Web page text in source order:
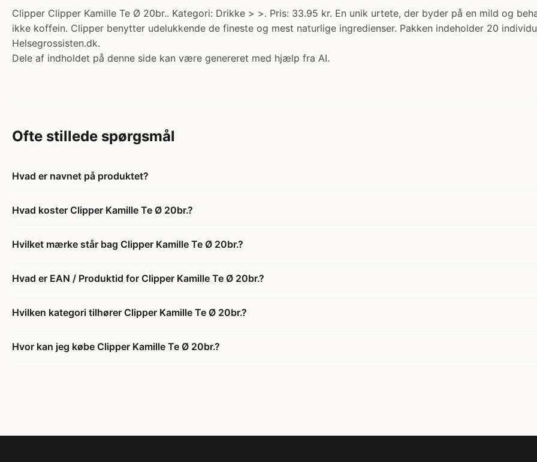
Clipper Clipper Kamille Te Ø 20br.. Kategori: Drikke > >. Pris: 33.95 kr. En unik urtete, der byder på en mild og
ikke koffein. Clipper benytter udelukkende de fineste og mest naturlige ingredienser. Pakken indeholder 20
Helsegrossisten.dk.
Dele af indholdet på denne side kan være genereret med hjælp fra AI.
Ofte stillede spørgsmål
Hvad er navnet på produktet?
Hvad koster Clipper Kamille Te Ø 20br.?
Hvilket mærke står bag Clipper Kamille Te Ø 20br.?
Hvad er EAN / Produktid for Clipper Kamille Te Ø 20br.?
Hvilken kategori tilhører Clipper Kamille Te Ø 20br.?
Hvor kan jeg købe Clipper Kamille Te Ø 20br.?